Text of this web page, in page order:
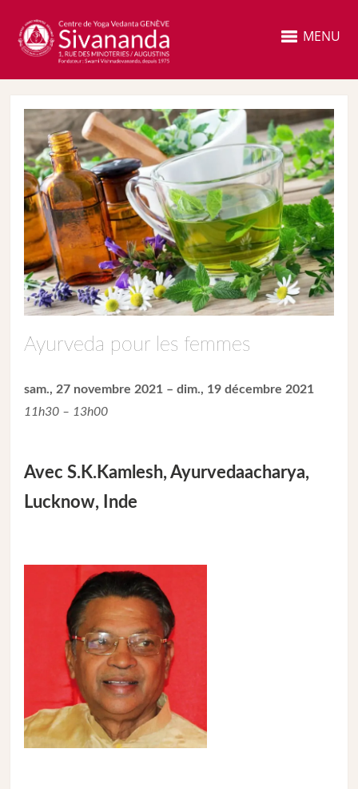
MENU
Ayurveda pour les femmes
sam., 27 novembre 2021 – dim., 19 décembre 2021
11h30 – 13h00
Avec S.K.Kamlesh, Ayurvedaacharya,
Lucknow, Inde